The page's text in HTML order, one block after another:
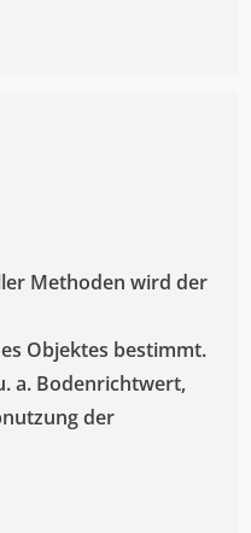
Methoden wird der
Objektes bestimmt.
a. Bodenrichtwert,
der